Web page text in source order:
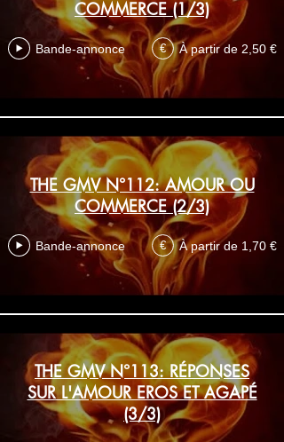
COMMERCE (1/3)
Bande-annonce € À partir de 2,50 €
THE GMV N°112: AMOUR OU
COMMERCE (2/3)
Bande-annonce € À partir de 1,70 €
THE GMV N°113: RÉPONSES
SUR L'AMOUR EROS ET AGAPÉ
(3/3)